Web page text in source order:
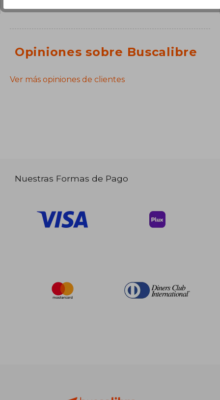
Opiniones sobre Buscalibre
Ver más opiniones de clientes
Nuestras Formas de Pago